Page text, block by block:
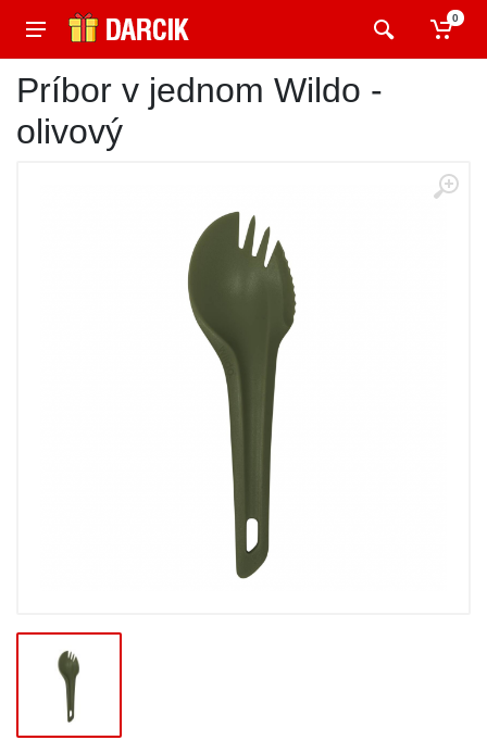
0
Príbor v jednom Wildo -
olivový